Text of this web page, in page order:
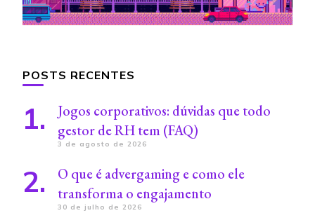
POSTS RECENTES
Jogos corporativos: dúvidas que todo
gestor de RH tem (FAQ)
3 de agosto de 2026
O que é advergaming e como ele
transforma o engajamento
30 de julho de 2026